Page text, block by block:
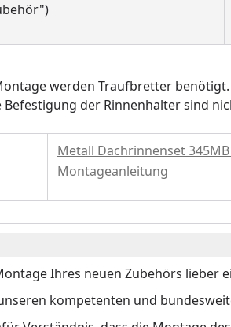
werden Traufbretter benötigt.
Befestigung der Rinnenhalter sind
Metall Dachrinnenset
Montageanleitung
Ihres neuen Zubehörs lieber
kompetenten und